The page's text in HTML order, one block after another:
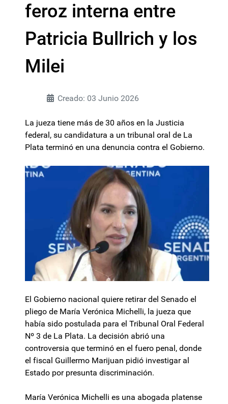
feroz interna entre
Patricia Bullrich y los
Milei
Creado: 03 Junio 2026
La jueza tiene más de 30 años en la Justicia
federal, su candidatura a un tribunal oral de La
Plata terminó en una denuncia contra el Gobierno.
El Gobierno nacional quiere retirar del Senado el
pliego de María Verónica Michelli, la jueza que
había sido postulada para el Tribunal Oral Federal
Nº 3 de La Plata. La decisión abrió una
controversia que terminó en el fuero penal, donde
el fiscal Guillermo Marijuan pidió investigar al
Estado por presunta discriminación.
María Verónica Michelli es una abogada platense